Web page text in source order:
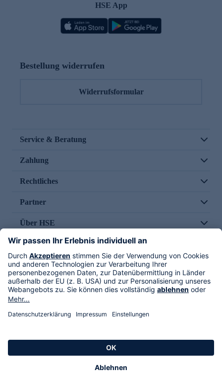
HSE App
Bestellung widerrufen
Widerrufsformular
Service & Beratung
Zahlung
Rechtliches
Partner
Über HSE
Im TV
HSE International